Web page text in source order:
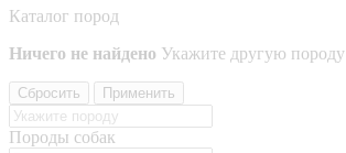
Каталог пород
Ничего не найдено Укажите другую породу
Сбросить Применить
Породы собак